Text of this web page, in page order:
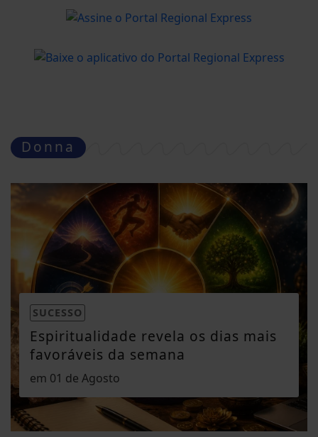
Donna
SUCESSO
Espiritualidade revela os dias mais
favoráveis da semana
em 01 de Agosto